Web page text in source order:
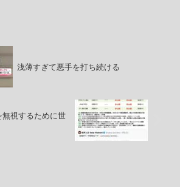
浅薄すぎて悪手を打ち続ける
視するために世